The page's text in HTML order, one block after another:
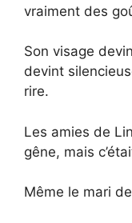
vraiment des
Son visage
devint
rire.
Les amies de
gêne, mais
Même le mari